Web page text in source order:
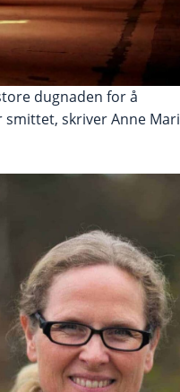
dugnaden for å
skriver Anne Mari